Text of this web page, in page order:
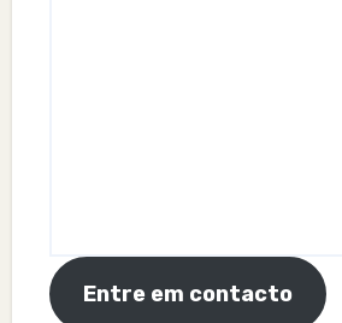
Entre em contacto